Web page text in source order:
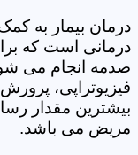
درمان بیمار به
درمانی است که
صدمه انجام می
فیزیوتراپی،
بیشترین مقدار
مریض می باشد.